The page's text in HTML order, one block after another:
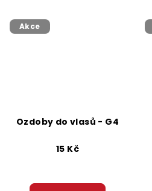
Akce
Ozdoby do vlasů - G4
15 Kč